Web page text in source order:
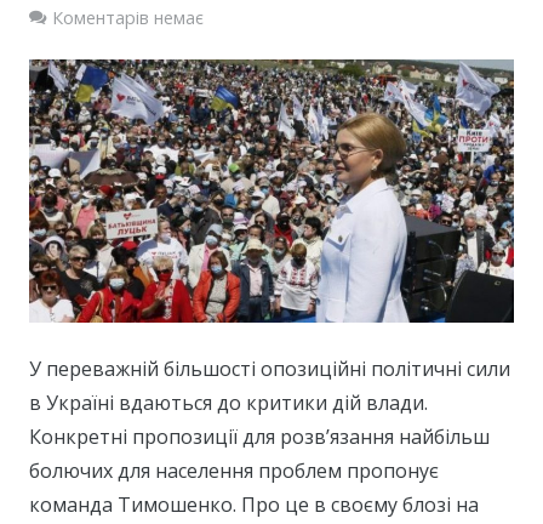
Коментарів немає
У переважній більшості опозиційні політичні сили
в Україні вдаються до критики дій влади.
Конкретні пропозиції для розв’язання найбільш
болючих для населення проблем пропонує
команда Тимошенко. Про це в своєму блозі на